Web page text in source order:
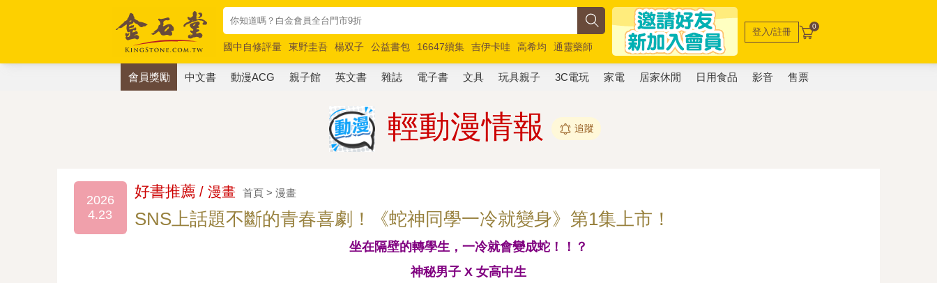
國中自修評量 東野圭吾 楊双子 公益書包 16647續集 吉伊卡哇 高希均
通靈藥師
唯紅花綻放
奧德賽 路邊攤新作 馬斯克 玩具總動員5 超慢跑
登入/註冊 0
會員獎勵 中文書 動漫ACG 親子館 英文書 雜誌 電子書 文具 玩具親子 3C電玩 家電 居家休閒 日用食品 影音 售票
輕動漫情報 追蹤
2026
4.23
好書推薦 / 漫畫 首頁 > 漫畫
SNS上話題不斷的青春喜劇！《蛇神同學一冷就變身》第1集上市！
坐在隔壁的轉學生，一冷就會變成蛇！！？
神秘男子 X 女高中生